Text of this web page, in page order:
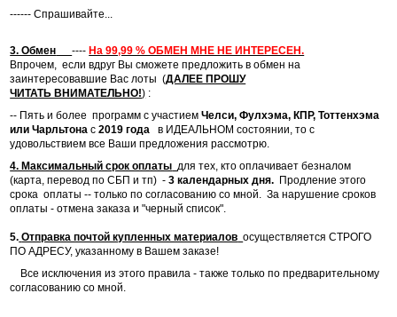
------ Спрашивайте...
3. Обмен ---- На 99,99 % ОБМЕН МНЕ НЕ ИНТЕРЕСЕН.
Впрочем, если вдруг Вы сможете предложить в обмен на
заинтересовавшие Вас лоты (ДАЛЕЕ ПРОШУ
ЧИТАТЬ ВНИМАТЕЛЬНО!) :
-- Пять и более программ с участиемЧелси, Фулхэма, КПР, Тоттенхэма
или Чарльтона с2019 года в ИДЕАЛЬНОМ состоянии, то с
удовольствием все Ваши предложения рассмотрю.
4. Максимальный срок оплаты для тех, кто оплачивает безналом
(карта, перевод по СБП и тп) -3 календарных дня. Продление этого
срока оплаты -- только по согласованию со мной. За нарушение сроков
оплаты - отмена заказа и "черный список".
5. Отправка почтой купленных материалов осуществляется СТРОГО
ПО АДРЕСУ, указанному в Вашем заказе!
Все исключения из этого правила - также только по предварительному
согласованию со мной.